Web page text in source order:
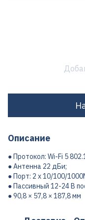
Описание
● Протокол: Wi-Fi 5
● Антенна 22 дБи;
● Порт: 2 x 10/100/
● Пассивный 12-24 В
● 90,8 × 57,8 × 187,8 мм